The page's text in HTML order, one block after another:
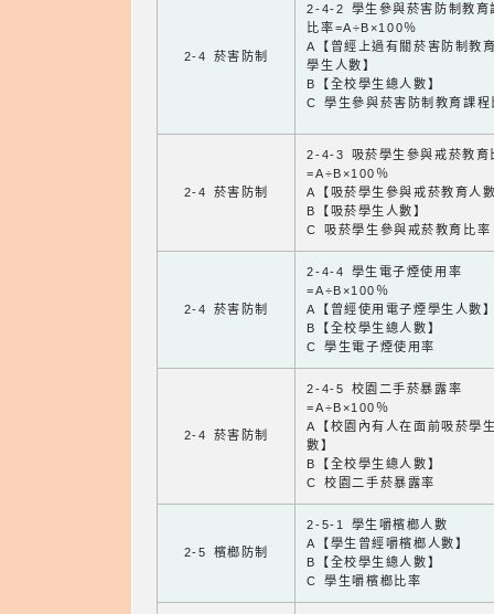
2-4 菸害防制
2-4-2 學生參與菸害防制教育
比率=A÷B×100％
A【曾經上過有關菸害防制教
學生人數】
B【全校學生總人數】
C 學生參與菸害防制教育課程
2-4 菸害防制
2-4-3 吸菸學生參與戒菸教育
=A÷B×100％
A【吸菸學生參與戒菸教育人
B【吸菸學生人數】
C 吸菸學生參與戒菸教育比率
2-4 菸害防制
2-4-4 學生電子煙使用率
=A÷B×100％
A【曾經使用電子煙學生人數
B【全校學生總人數】
C 學生電子煙使用率
2-4 菸害防制
2-4-5 校園二手菸暴露率
=A÷B×100％
A【校園內有人在面前吸菸學
數】
B【全校學生總人數】
C 校園二手菸暴露率
2-5 檳榔防制
2-5-1 學生嚼檳榔人數
A【學生曾經嚼檳榔人數】
B【全校學生總人數】
C 學生嚼檳榔比率